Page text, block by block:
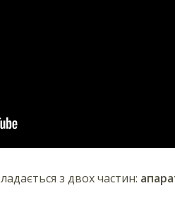
з двох частин: